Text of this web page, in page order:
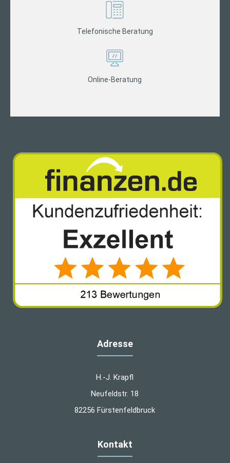
Telefonische Beratung
Online-Beratung
Adresse
H.-J. Krapfl
Neufeldstr. 18
82256 Fürstenfeldbruck
Kontakt